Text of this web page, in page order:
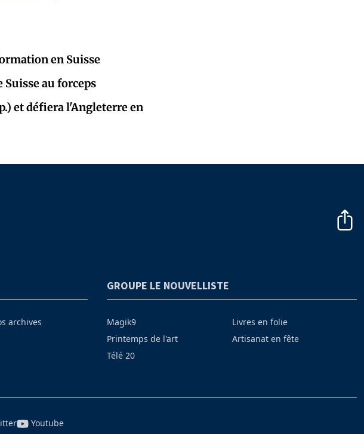
en Suisse
au forceps
et défiera l'Angleterre en
archives
GROUPE LE NOUVELLISTE
Magik9
Printemps de l'art
Télé 20
Livres en folie
Artisanat en fête
Youtube